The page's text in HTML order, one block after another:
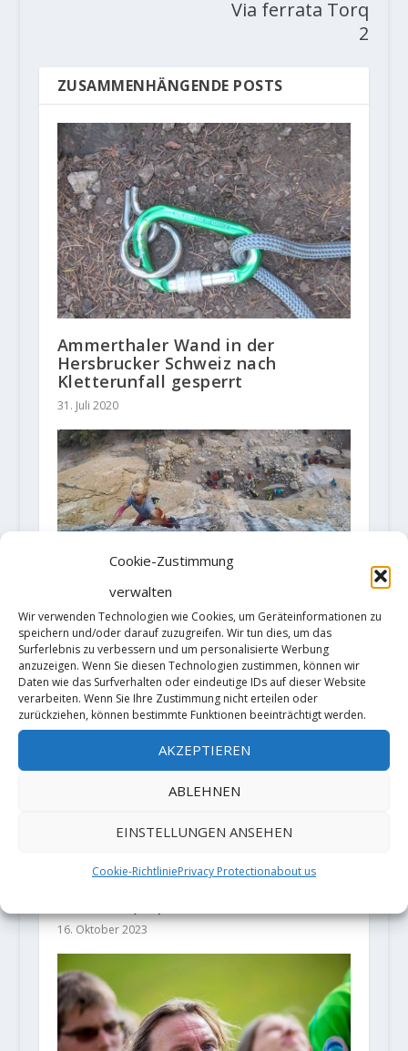
Cookie-Zustimmung
verwalten
Wir verwenden Technologien wie Cookies, um Geräteinformationen zu
speichern und/oder darauf zuzugreifen. Wir tun dies, um das
Surferlebnis zu verbessern und um personalisierte Werbung
anzuzeigen. Wenn Sie diesen Technologien zustimmen, können wir
Daten wie das Surfverhalten oder eindeutige IDs auf dieser Website
verarbeiten. Wenn Sie Ihre Zustimmung nicht erteilen oder
zurückziehen, können bestimmte Funktionen beeinträchtigt werden.
AKZEPTIEREN
ABLEHNEN
EINSTELLUNGEN ANSEHEN
Cookie-RichtliniePrivacy Protectionabout us
Via ferrata Torq
2
ZUSAMMENHÄNGENDE POSTS
Ammerthaler Wand in der
Hersbrucker Schweiz nach
Kletterunfall gesperrt
31. Juli 2020
Video: David Firnenburg holt sich
eine Begehung von "Papichulo"
(9a+)
22. Januar 2020
16. Oktober 2023